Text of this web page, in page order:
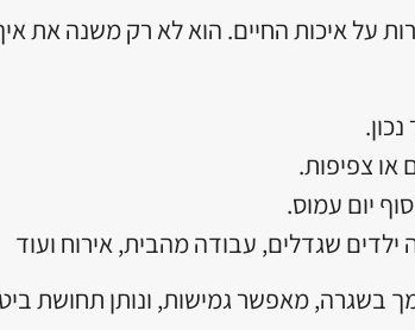
על איכות החיים. הוא לא רק משנה את
צפיפות.
יום עמוס.
שגדלים, עבודה מהבית, אירוח ועוד
בשגרה, מאפשר גמישות, ונותן תחושת